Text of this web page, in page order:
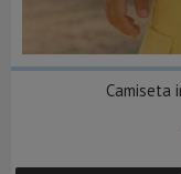
Camiseta